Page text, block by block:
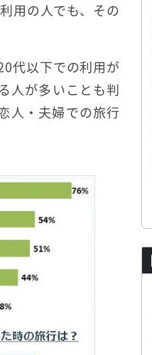
用の人でも、その
代以下での利用が
人が多いことも判
人・夫婦での旅行